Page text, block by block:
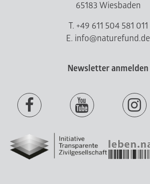
65183 Wiesbaden
T. +49 611 504 581 011
E. info@naturefund.de
Newsletter anmelden